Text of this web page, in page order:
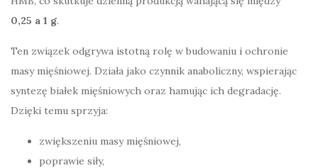
0,25 a 1 g.
Ten związek odgrywa istotną rolę w budowaniu i ochronie
masy mięśniowej. Działa jako czynnik anaboliczny, wspierając
syntezę białek mięśniowych oraz hamując ich degradację.
Dzięki temu sprzyja:
zwiększeniu masy mięśniowej,
poprawie siły,